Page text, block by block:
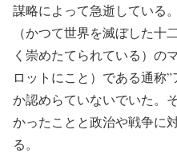
謀略によって急逝している
（かつて世界を滅ぼした十
く崇めたてられている）の
ロットにこと）である通称
か認めらていないでいた。
かったことと政治や戦争に
る。